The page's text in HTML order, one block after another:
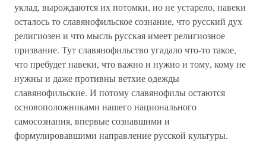
уклад, вырождаются их потомки, но не устарело, навеки
осталось то славянофильское сознание, что русский дух
религиозен и что мысль русская имеет религиозное
призвание. Тут славянофильство угадало что-то такое,
что пребудет навеки, что важно и нужно и тому, кому не
нужны и даже противны ветхие одежды
славянофильские. И потому славянофилы остаются
основоположниками нашего национального
самосознания, впервые сознавшими и
формулировавшими направление русской культуры.